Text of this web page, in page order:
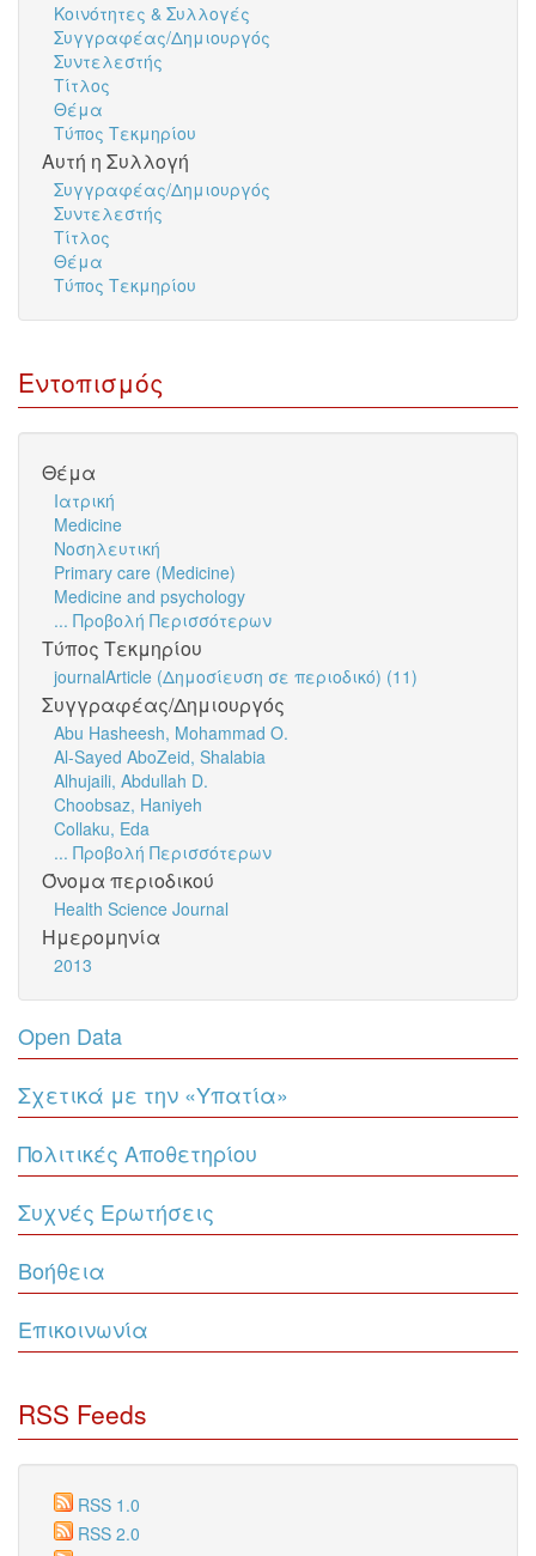
Κοινότητες & Συλλογές
Συγγραφέας/Δημιουργός
Συντελεστής
Τίτλος
Θέμα
Τύπος Τεκμηρίου
Αυτή η Συλλογή
Συγγραφέας/Δημιουργός
Συντελεστής
Τίτλος
Θέμα
Τύπος Τεκμηρίου
Εντοπισμός
Θέμα
Ιατρική
Medicine
Νοσηλευτική
Primary care (Medicine)
Medicine and psychology
... Προβολή Περισσότερων
Τύπος Τεκμηρίου
journalArticle (Δημοσίευση σε περιοδικό) (11)
Συγγραφέας/Δημιουργός
Abu Hasheesh, Mohammad O.
Al-Sayed AboZeid, Shalabia
Alhujaili, Abdullah D.
Choobsaz, Haniyeh
Collaku, Eda
... Προβολή Περισσότερων
Όνομα περιοδικού
Health Science Journal
Ημερομηνία
2013
Open Data
Σχετικά με την «Υπατία»
Πολιτικές Αποθετηρίου
Συχνές Ερωτήσεις
Βοήθεια
Επικοινωνία
RSS Feeds
RSS 1.0
RSS 2.0